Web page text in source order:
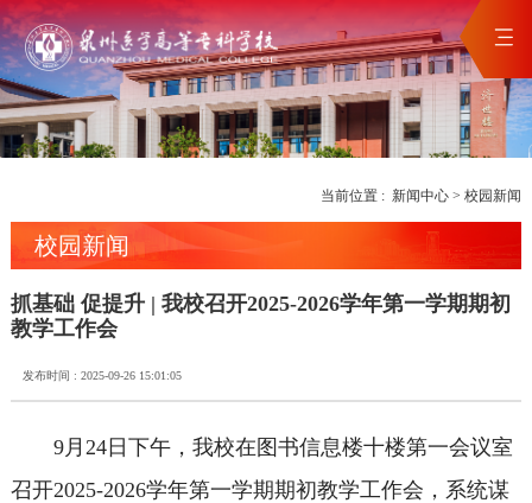
当前位置 :新闻中心 >校园新闻
校园新闻
抓基础 促提升 | 我校召开2025-2026学年第一学期期初
教学工作会
发布时间 : 2025-09-26 15:01:05
9月24日下午，我校在图书信息楼十楼第一会议室
召开2025-2026学年第一学期期初教学工作会，系统谋